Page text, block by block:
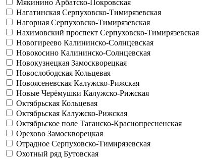
Мякинино Арбатско-Покровская
Нагатинская Серпуховско-Тимирязевская
Нагорная Серпуховско-Тимирязевская
Нахимовский проспект Серпуховско-Тимирязевская
Новогиреево Калининско-Солнцевская
Новокосино Калининско-Солнцевская
Новокузнецкая Замоскворецкая
Новослободская Кольцевая
Новоясеневская Калужско-Рижская
Новые Черёмушки Калужско-Рижская
Октябрьская Кольцевая
Октябрьская Калужско-Рижская
Октябрьское поле Таганско-Краснопресненская
Орехово Замоскворецкая
Отрадное Серпуховско-Тимирязевская
Охотный ряд Бутовская